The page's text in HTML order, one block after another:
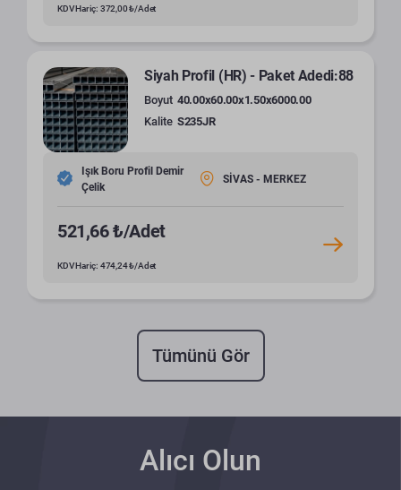
KDV Hariç: 372,00 ₺/Adet
Siyah Profil (HR) - Paket Adedi:88
Boyut 40.00x60.00x1.50x6000.00
Kalite S235JR
Işık Boru Profil Demir
Çelik
SİVAS - MERKEZ
521,66 ₺/Adet
KDV Hariç: 474,24 ₺/Adet
Tümünü Gör
Alıcı Olun